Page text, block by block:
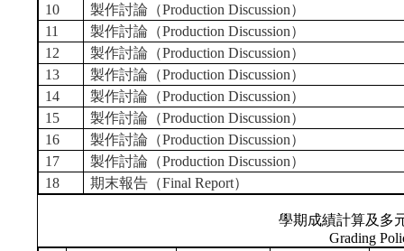
10
製作討論（Production Discussion）
11
製作討論（Production Discussion）
12
製作討論（Production Discussion）
13
製作討論（Production Discussion）
14
製作討論（Production Discussion）
15
製作討論（Production Discussion）
16
製作討論（Production Discussion）
17
製作討論（Production Discussion）
18
期末報告（Final Report）
學期成績計算及多
Grading